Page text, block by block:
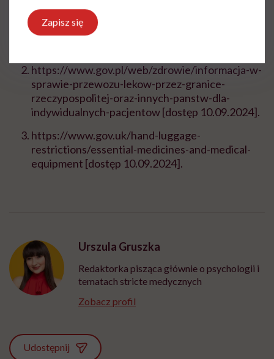
https://health.clevelandclinic.org/traveling-
https://www.gov.pl/web/zdrowie/informacja-w-
sprawie-przewozu-lekow-przez-granice-
rzeczypospolitej-oraz-innych-panstw-dla-
indywidualnych-pacjentow[dostęp 10.09.2024].
https://www.gov.uk/hand-luggage-
restrictions/essential-medicines-and-medical-
equipment [dostęp 10.09.2024].
Urszula Gruszka
Redaktorka pisząca głównie o psychologii i
tematach stricte medycznych
Zobacz profil
Udostępnij
Zapisz się